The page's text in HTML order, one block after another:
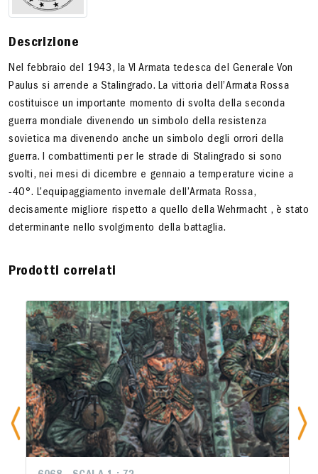
Descrizione
Nel febbraio del 1943, la VI Armata tedesca del Generale Von
Paulus si arrende a Stalingrado. La vittoria dell’Armata Rossa
costituisce un importante momento di svolta della seconda
guerra mondiale divenendo un simbolo della resistenza
sovietica ma divenendo anche un simbolo degli orrori della
guerra. I combattimenti per le strade di Stalingrado si sono
svolti, nei mesi di dicembre e gennaio a temperature vicine a
-40°. L’equipaggiamento invernale dell’Armata Rossa,
decisamente migliore rispetto a quello della Wehrmacht , è stato
determinante nello svolgimento della battaglia.
Prodotti correlati